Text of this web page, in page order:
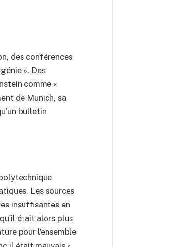
des conférences
». Des
comme «
de Munich, sa
bulletin
polytechnique
Les sources
insuffisantes en
était alors plus
pour l’ensemble